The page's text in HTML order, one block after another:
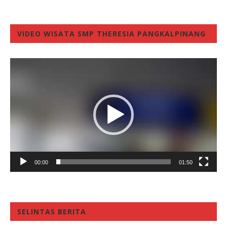
VIDEO WISATA SMP THERESIA PANGKALPINANG
00:00 01:50
SELINTAS BERITA